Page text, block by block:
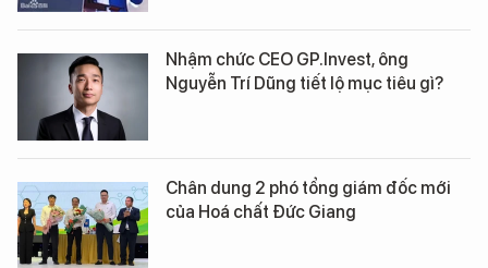
Nhậm chức CEO GP.Invest, ông
Nguyễn Trí Dũng tiết lộ mục tiêu gì?
Chân dung 2 phó tổng giám đốc mới
của Hoá chất Đức Giang